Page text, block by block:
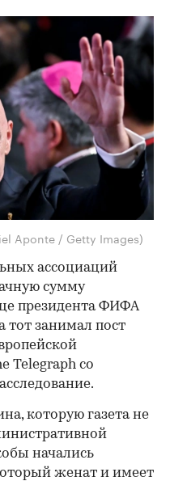
Aponte / Getty Images)
ассоциаций
сумму
президента ФИФА
занимал пост
Telegraph со
которую газета не
начались
женат и имеет